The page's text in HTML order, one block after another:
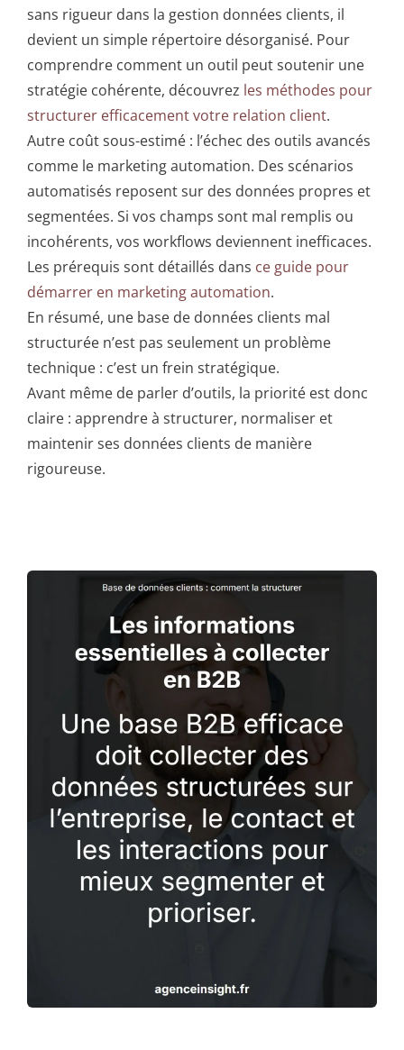
sans rigueur dans la gestion données clients, il
devient un simple répertoire désorganisé. Pour
comprendre comment un outil peut soutenir une
stratégie cohérente, découvrez les méthodes pour
structurer efficacement votre relation client.
Autre coût sous-estimé : l’échec des outils avancés
comme le marketing automation. Des scénarios
automatisés reposent sur des données propres et
segmentées. Si vos champs sont mal remplis ou
incohérents, vos workflows deviennent inefficaces.
Les prérequis sont détaillés dans ce guide pour
démarrer en marketing automation.
En résumé, une base de données clients mal
structurée n’est pas seulement un problème
technique : c’est un frein stratégique.
Avant même de parler d’outils, la priorité est donc
claire : apprendre à structurer, normaliser et
maintenir ses données clients de manière
rigoureuse.